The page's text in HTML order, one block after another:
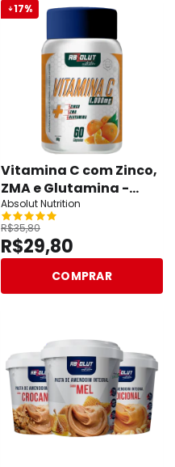
17%
Vitamina C com Zinco,
ZMA e Glutamina -
Absolut Nutrition
Absolut Nutrition
R$35,80
R$29,80
COMPRAR